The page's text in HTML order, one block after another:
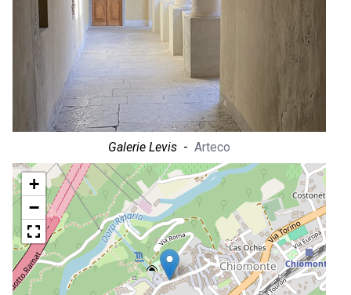
Galerie Levis - Arteco
+
−